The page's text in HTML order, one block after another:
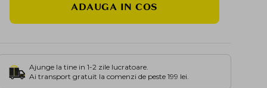
ADAUGA IN COS
Ajunge la tine in 1-2 zile lucratoare.
Ai transport gratuit la comenzi de peste 199 lei.